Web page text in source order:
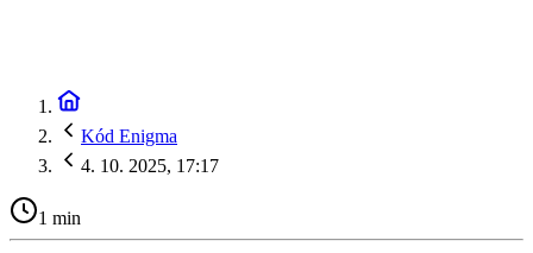
Kód Enigma
4. 10. 2025, 17:17
1 min